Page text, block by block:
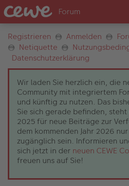
Registrieren Anmelden
Netiquette
Datenschutzerklärung
Wir laden Sie herzlich ein, die
Community mit integriertem
und künftig zu nutzen. Das
Sie sich gerade befinden,
2025 für neue Beiträge zur
dem kommenden Jahr 2026
zugänglich sein. Informieren
sich jetzt in der neuen CEWE
freuen uns auf Sie!